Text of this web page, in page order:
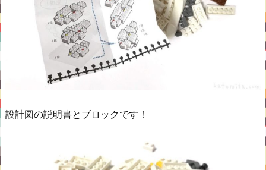
設計図の説明書とブロックです！